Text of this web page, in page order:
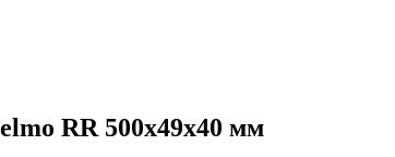
RR 500х49х40 мм